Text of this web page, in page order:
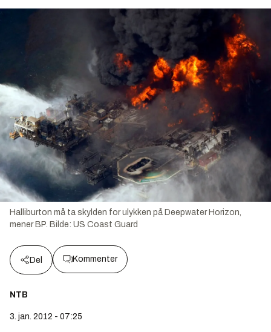
Halliburton må ta skylden for ulykken på Deepwater Horizon,
mener BP. Bilde: US Coast Guard
Del Kommenter
NTB
3. jan. 2012 - 07:25